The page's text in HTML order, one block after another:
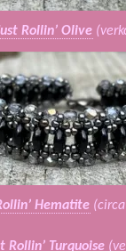
Rollin’ Olive
Hematite
Rollin’ Turquoise